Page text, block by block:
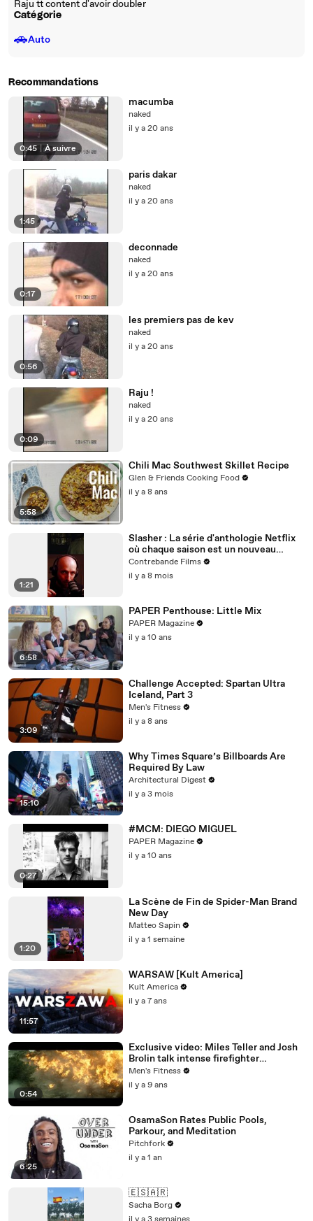
Raju tt content d'avoir doubler
Catégorie
🚗Auto
Recommandations
0:45 À suivre
macumba
naked
il y a 20 ans
1:45
paris dakar
naked
il y a 20 ans
0:17
deconnade
naked
il y a 20 ans
0:56
les premiers pas de kev
naked
il y a 20 ans
0:09
Raju !
naked
il y a 20 ans
5:58
Chili Mac Southwest Skillet Recipe
Glen & Friends Cooking Food
il y a 8 ans
1:21
Slasher : La série d'anthologie Netflix
où chaque saison est un nouveau
massacre intelligent et jouissif
Contrebande Films
il y a 8 mois
6:58
PAPER Penthouse: Little Mix
PAPER Magazine
il y a 10 ans
3:09
Challenge Accepted: Spartan Ultra
Iceland, Part 3
Men's Fitness
il y a 8 ans
15:10
Why Times Square’s Billboards Are
Required By Law
Architectural Digest
il y a 3 mois
0:27
#MCM: DIEGO MIGUEL
PAPER Magazine
il y a 10 ans
1:20
La Scène de Fin de Spider-Man Brand
New Day
Matteo Sapin
il y a 1 semaine
11:57
WARSAW [Kult America]
Kult America
il y a 7 ans
0:54
Exclusive video: Miles Teller and Josh
Brolin talk intense firefighter
bootcamp for ‘Only the Brave’
Men's Fitness
il y a 9 ans
6:25
OsamaSon Rates Public Pools,
Parkour, and Meditation
Pitchfork
il y a 1 an
🇪🇸🇦🇷
Sacha Borg